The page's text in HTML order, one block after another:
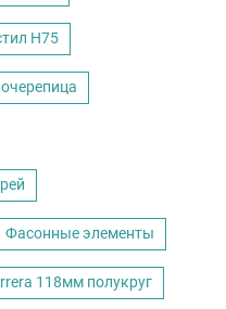
Н75
Фасонные элементы
118мм полукруг